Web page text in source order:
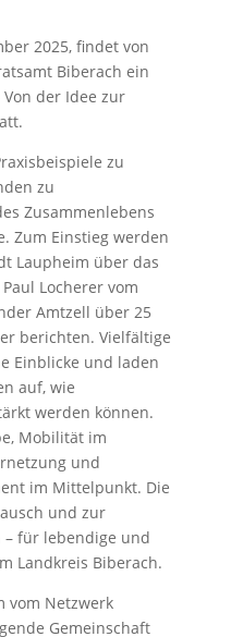
2025, findet von
Biberach ein
Von der Idee zur
zu
zu
Zusammenlebens
Zum Einstieg werden
Laupheim über das
Locherer vom
Amtzell über 25
berichten. Vielfältige
Einblicke und laden
auf, wie
werden können.
Mobilität im
und
im Mittelpunkt. Die
und zur
– für lebendige und
Landkreis Biberach.
vom Netzwerk
Gemeinschaft